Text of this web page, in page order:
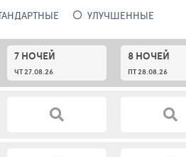
УЛУЧШЕННЫЕ
7 НОЧЕЙ
ЧТ 27.08.26
8 НОЧЕЙ
ПТ 28.08.26